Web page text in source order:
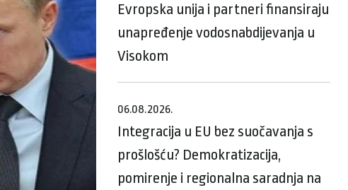
Evropska unija i partneri finansiraju
unapređenje vodosnabdijevanja u
Visokom
06.08.2026.
Integracija u EU bez suočavanja s
prošlošću? Demokratizacija,
pomirenje i regionalna saradnja na